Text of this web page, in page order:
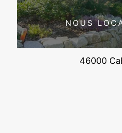
NOUS
46000